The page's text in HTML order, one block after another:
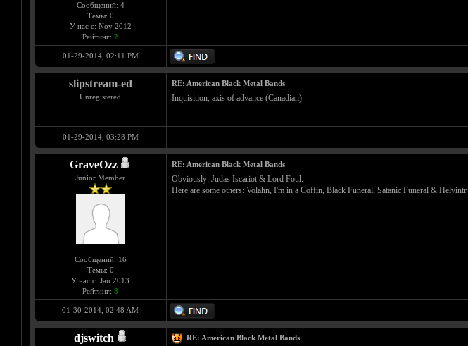
Сообщений: 4
Темы: 0
У нас с: Nov 2012
Рейтинг: 2
01-29-2014, 02:11 PM
slipstream-ed
Unregistered
RE: American Black Metal Bands
Inquisition, axis of advance (Canadian)
01-29-2014, 03:28 PM
GraveOzz
Junior Member
Сообщений: 16
Темы: 0
У нас с: Jan 2013
Рейтинг: 8
RE: American Black Metal Bands
Obviously: Judas Iscariot & Lord Foul.
Here are some others: Volahn, I'm in a Coffin, Black Funeral, Satanic Funeral & Helvintr.
01-30-2014, 02:48 AM
djswitch RE: American Black Metal Bands